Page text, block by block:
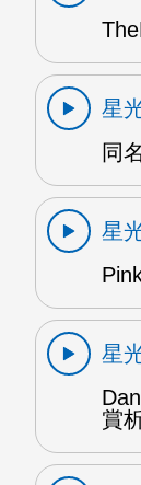
星
同
星
星
賞